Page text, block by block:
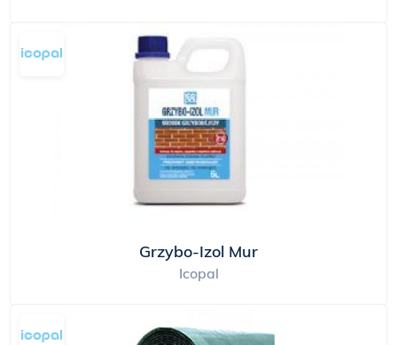
Icopal, aż po kompleksową ofertę pokryć
dachowych: membrany paroprzepuszczalne,
gonty bitumiczne, płynne masy kauczukowo-
bitumiczne Siplast do zabezpieczeń
hydroizolacyjnych, system pap nowej generacji w
Technologii Szybki Profil® SBS oraz w Technologii
Szybki Syntan® SBS, Szybkie Bariery Generacji X.
Oferta BMI Icopal Sp. z o.o. obejmuje również
lekkie zadaszenia Fastlock®. BMI ICOPAL Sp. z
specjalizujemy się głównie w wykonawstwie
dużych i skomplikowanych dachów płaskich.
wyroby, stosuje najnowsze technologie i dba o
Grzybo-Izol Mur
Icopal